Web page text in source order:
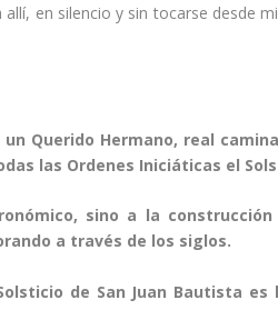
en silencio y sin tocarse desde
Querido Hermano, real
las Ordenes Iniciáticas el
sino a la
a través de los siglos.
de San Juan Bautista